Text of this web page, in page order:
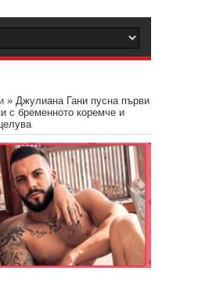
» Джулиана Гани пусна първи
с бременното коремче и